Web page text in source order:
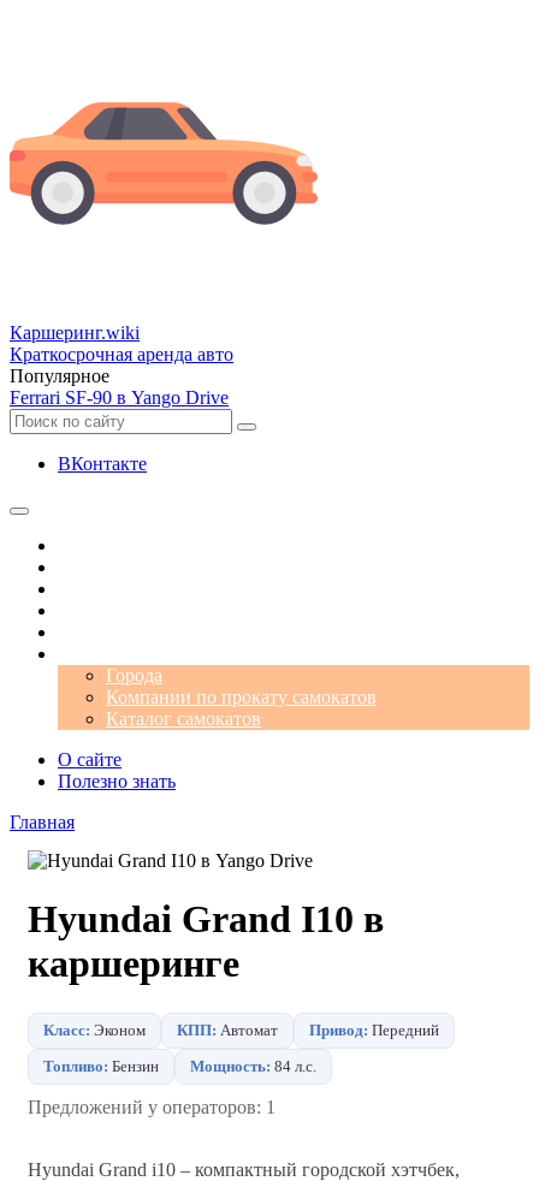
Каршеринг.wiki
Краткосрочная аренда авто
Популярное
Ferrari SF-90 в Yango Drive
ВКонтакте
Города
Компании по прокату самокатов
Каталог самокатов
О сайте
Полезно знать
Главная
Hyundai Grand I10 в
каршеринге
Класс: Эконом КПП: Автомат Привод: Передний
Топливо: Бензин Мощность: 84 л.с.
Предложений у операторов: 1
Hyundai Grand i10 – компактный городской хэтчбек,